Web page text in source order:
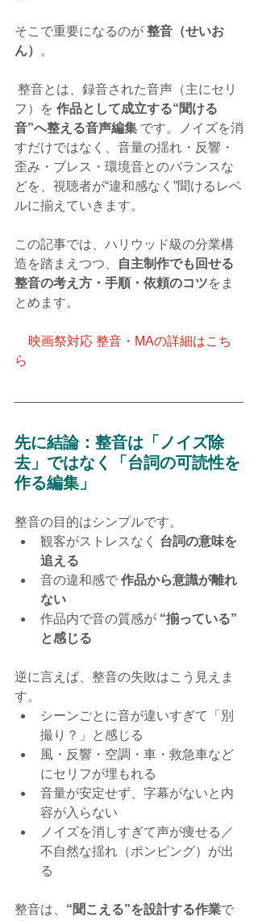
そこで重要になるのが 整音（せいお
ん）
。
フ）を 作品として成立する“聞ける
音”へ整える音声編集 です。ノイズを消
すだけではなく、音量の揺れ・反響・
歪み・ブレス・環境音とのバランスな
どを、視聴者が“違和感なく”聞けるレベ
ルに揃えていきます。
この記事では、ハリウッド級の分業構
造を踏まえつつ、
自主制作でも回せる
整音の考え方・手順・依頼のコツをま
とめます。
映画祭対応 整音・MAの詳細はこち
ら
先に結論：整音は「ノイズ除
去」ではなく「台詞の可読性を
作る編集」
整音の目的はシンプルです。
観客がストレスなく 台詞の意味を
追える
音の違和感で 作品から意識が離れ
ない
作品内で音の質感が “揃っている”
と感じる
逆に言えば、整音の失敗はこう見えま
す。
シーンごとに音が違いすぎて「別
撮り？」と感じる
風・反響・空調・車・救急車など
にセリフが埋もれる
音量が安定せず、字幕がないと内
容が入らない
ノイズを消しすぎて声が痩せる／
不自然な揺れ（ポンピング）が出
る
整音は、 “聞こえる”を設計する作業で